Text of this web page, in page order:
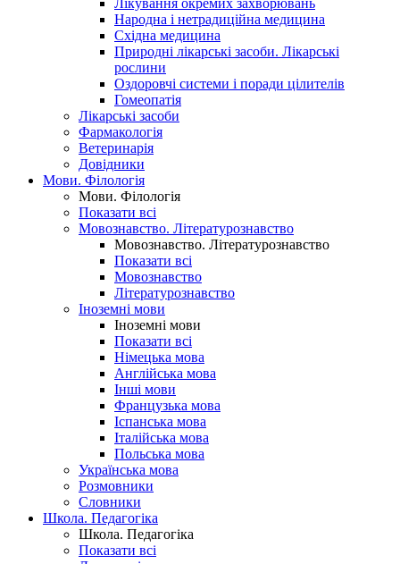
Лікування окремих захворювань
Народна і нетрадиційна медицина
Східна медицина
Природні лікарські засоби. Лікарські
рослини
Оздоровчі системи і поради цілителів
Гомеопатія
Лікарські засоби
Фармакологія
Ветеринарія
Довідники
Мови. Філологія
Мови. Філологія
Показати всі
Мовознавство. Літературознавство
Мовознавство. Літературознавство
Показати всі
Мовознавство
Літературознавство
Іноземні мови
Іноземні мови
Показати всі
Німецька мова
Англійська мова
Інші мови
Французька мова
Іспанська мова
Італійська мова
Польська мова
Українська мова
Розмовники
Словники
Школа. Педагогіка
Школа. Педагогіка
Показати всі